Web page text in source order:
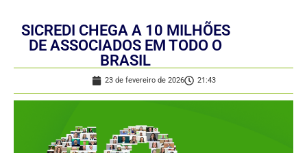
SICREDI CHEGA A 10 MILHÕES
DE ASSOCIADOS EM TODO O
BRASIL
23 de fevereiro de 2026 21:43